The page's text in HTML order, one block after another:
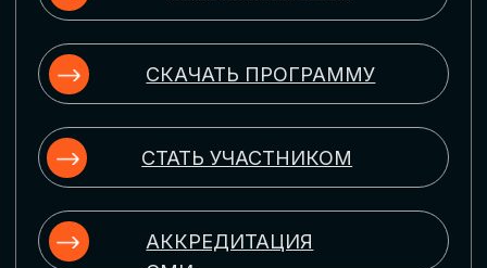
ЦИФРОВИЗАЦИЯ
УПРАВЛЕНИЯ ПЕРСОНАЛОМ
Рассмотрим управление человеческим
комплексные решения для роста
производительности и кейсы
оптимизации процессов найма,
развития, оценки и удержания
ЦИФРОВИЗАЦИЯ